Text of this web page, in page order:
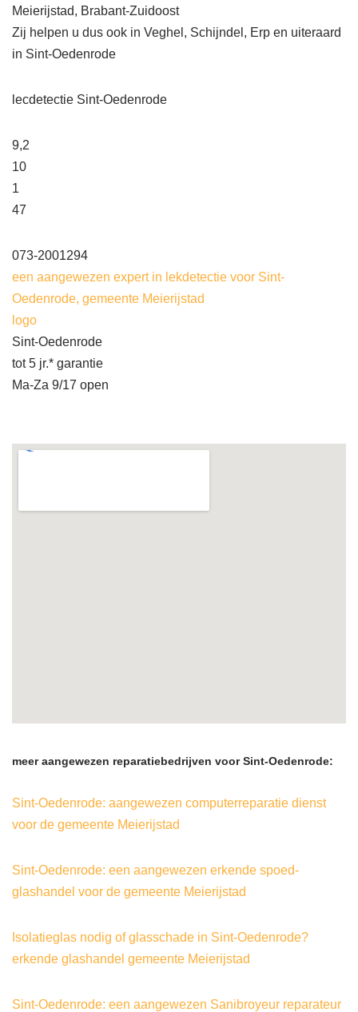
Meierijstad, Brabant-Zuidoost
Zij helpen u dus ook in Veghel, Schijndel, Erp en uiteraard
in Sint-Oedenrode
lecdetectie Sint-Oedenrode
9,2
10
1
47
073-2001294
een aangewezen expert in lekdetectie voor Sint-
Oedenrode, gemeente Meierijstad
logo
Sint-Oedenrode
tot 5 jr.* garantie
Ma-Za 9/17 open
meer aangewezen reparatiebedrijven voor Sint-Oedenrode:
Sint-Oedenrode: aangewezen computerreparatie dienst
voor de gemeente Meierijstad
Sint-Oedenrode: een aangewezen erkende spoed-
glashandel voor de gemeente Meierijstad
Isolatieglas nodig of glasschade in Sint-Oedenrode?
erkende glashandel gemeente Meierijstad
Sint-Oedenrode: een aangewezen Sanibroyeur reparateur